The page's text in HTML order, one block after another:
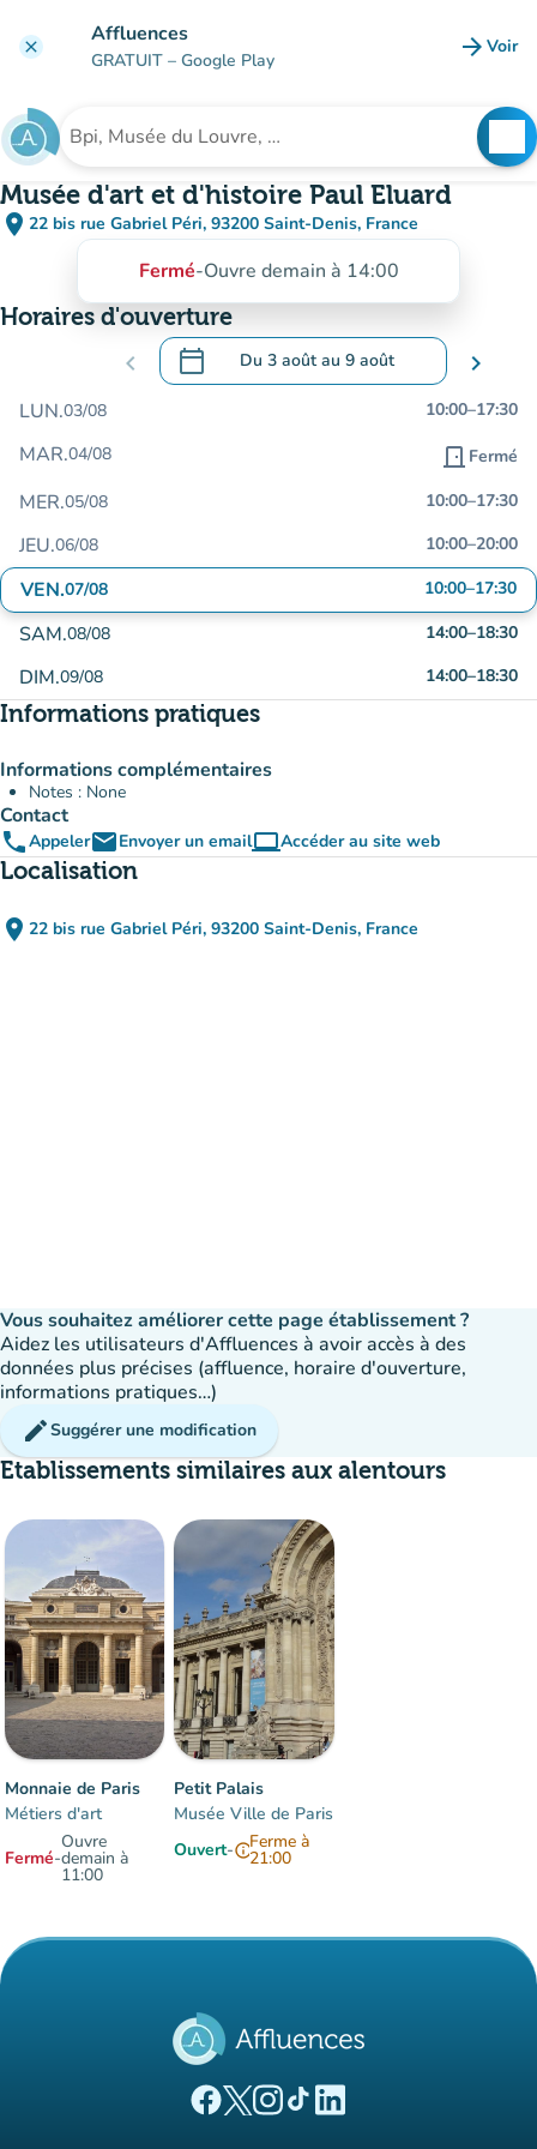
clear Affluences
GRATUIT – Google Play arrow_forward Voir
Rechercher un établissement
Musée d'art et d'histoire Paul Eluard
place 22 bis rue Gabriel Péri, 93200 Saint-Denis, France
(ouvrir dans Google Maps)
(nouvel onglet)
Fermé-Ouvre demain à 14:00
Horaires d'ouverture
chevron_left calendar_today Du 3 aoûtau 9 août
.Ouvrir le calendrier pour changer de
chevron_right
LUN.03/08 10:00–17:30
MAR.04/08 door_front Fermé
MER.05/08 10:00–17:30
JEU.06/08 10:00–20:00
VEN.07/08 10:00–17:30
SAM.08/08 14:00–18:30
DIM.09/08 14:00–18:30
Informations pratiques
Informations complémentaires
Notes : None
Contact
phoneAppeleremailEnvoyer un emailcomputerAccéder au site web
(nouvel onglet)
Localisation
place 22 bis rue Gabriel Péri, 93200 Saint-Denis, France
(ouvrir dans Google Maps)
(nouvel onglet)
Vous souhaitez améliorer cette page établissement ?
Aidez les utilisateurs d'Affluences à avoir accès à des
données plus précises (affluence, horaire d'ouverture,
informations pratiques…)
editSuggérer une modification
Etablissements similaires aux alentours
Monnaie de Paris
Métiers d'art
Fermé-
Ouvre
demain à
11:00
Petit Palais
Musée Ville de Paris
Ouvert-infoFerme à
21:00
Affluence:
(nouvel onglet)
(nouvel onglet)
(nouvel onglet)
(nouvel onglet)